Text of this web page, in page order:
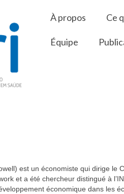
À propos Ce
Équipe
est un économiste qui dirige le
et a été chercheur distingué à
économique dans les